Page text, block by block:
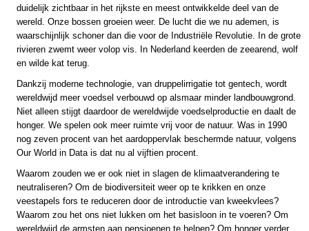
duidelijk zichtbaar in het rijkste en meest ontwikkelde deel van de
wereld. Onze bossen groeien weer. De lucht die we nu ademen, is
waarschijnlijk schoner dan die voor de Industriële Revolutie. In de grote
rivieren zwemt weer volop vis. In Nederland keerden de zeearend, wolf
en wilde kat terug.
Dankzij moderne technologie, van druppelirrigatie tot gentech, wordt
wereldwijd meer voedsel verbouwd op alsmaar minder landbouwgrond.
Niet alleen stijgt daardoor de wereldwijde voedselproductie en daalt de
honger. We spelen ook meer ruimte vrij voor de natuur. Was in 1990
nog zeven procent van het aardoppervlak beschermde natuur, volgens
Our World in Data is dat nu al vijftien procent.
Waarom zouden we er ook niet in slagen de klimaatverandering te
neutraliseren? Om de biodiversiteit weer op te krikken en onze
veestapels fors te reduceren door de introductie van kweekvlees?
Waarom zou het ons niet lukken om het basisloon in te voeren? Om
wereldwijd de armsten aan pensioenen te helpen? Om honger verder